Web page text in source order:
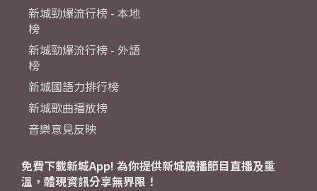
新城勁爆流行榜 - 本地
榜
新城勁爆流行榜 - 外語
榜
新城國語力排行榜
新城歌曲播放榜
音樂意見反映
免費下載新城App! 為你提供新城廣播節目直播及重
溫，體現資訊分享無界限！